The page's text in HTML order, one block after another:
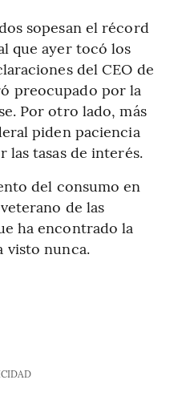
sopesan el récord
que ayer tocó los
del CEO de
preocupado por la
Por otro lado, más
piden paciencia
las tasas de interés.
del consumo en
de las
ha encontrado la
visto nunca.